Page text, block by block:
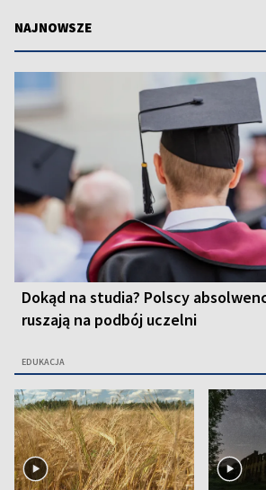
NAJNOWSZE
Dokąd na studia? Polscy
ruszają na podbój uczelni
EDUKACJA